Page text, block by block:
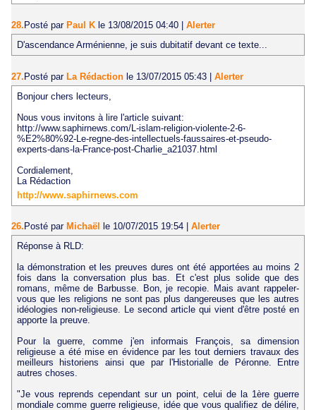
28. Posté par Paul K le 13/08/2015 04:40
Alerter
D'ascendance Arménienne, je suis dubitatif devant ce texte...
27. Posté par La Rédaction le 13/07/2015 05:43
Alerter
Bonjour chers lecteurs,
Nous vous invitons à lire l'article suivant:
http://www.saphirnews.com/L-islam-religion-violente-2-6-
%E2%80%92-Le-regne-des-intellectuels-faussaires-et-pseudo-
experts-dans-la-France-post-Charlie_a21037.html
Cordialement,
La Rédaction
http://www.saphirnews.com
26. Posté par Michaël le 10/07/2015 19:54
Alerter
Réponse à RLD:
la démonstration et les preuves dures ont été apportées au moins 2
fois dans la conversation plus bas. Et c'est plus solide que des
romans, même de Barbusse. Bon, je recopie. Mais avant rappeler-
vous que les religions ne sont pas plus dangereuses que les autres
idéologies non-religieuse. Le second article qui vient d'être posté en
apporte la preuve.
Pour la guerre, comme j'en informais François, sa dimension
religieuse a été mise en évidence par les tout derniers travaux des
meilleurs historiens ainsi que par l'Historialle de Péronne. Entre
autres choses.
"Je vous reprends cependant sur un point, celui de la 1ère guerre
mondiale comme guerre religieuse, idée que vous qualifiez de délire,